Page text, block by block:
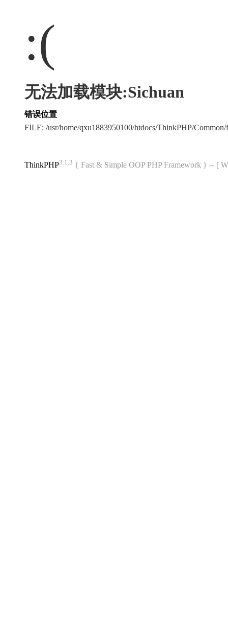
:(
无法加载模块:Sichuan
错误位置
FILE: /usr/home/qxu1883950100/htdocs/ThinkPHP/
ThinkPHP3.1.3 { Fast & Simple OOP PHP Framework } -- [